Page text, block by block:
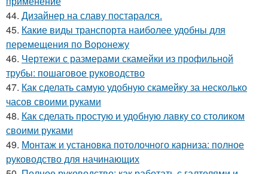
44. Дизайнер на славу постарался.
45. Какие виды транспорта наиболее удобны для
перемещения по Воронежу
46. Чертежи с размерами скамейки из профильной
трубы: пошаговое руководство
47. Как сделать самую удобную скамейку за несколько
часов своими руками
48. Как сделать простую и удобную лавку со столиком
своими руками
49. Монтаж и установка потолочного карниза: полное
руководство для начинающих